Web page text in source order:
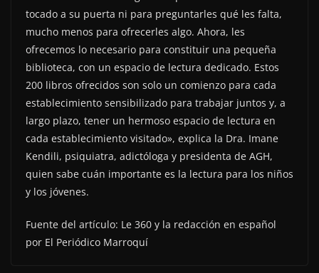
tocado a su puerta ni para preguntarles qué les falta,
mucho menos para ofrecerles algo. Ahora, les
ofrecemos lo necesario para constituir una pequeña
biblioteca, con un espacio de lectura dedicado. Estos
200 libros ofrecidos son solo un comienzo para cada
establecimiento sensibilizado para trabajar juntos y, a
largo plazo, tener un hermoso espacio de lectura en
cada establecimiento visitado», explica la Dra. Imane
Kendili, psiquiatra, adictóloga y presidenta de AGH,
quien sabe cuán importante es la lectura para los niños
y los jóvenes.
Fuente del artículo: Le 360 y la redacción en español
por El Periódico Marroquí